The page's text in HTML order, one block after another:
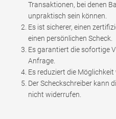
Transaktionen, bei denen
unpraktisch sein können.
Es ist sicherer, einen
einen persönlichen Scheck.
Es garantiert die sofortige
Anfrage.
Es reduziert die Möglichkeit
Der Scheckschreiber kann
nicht widerrufen.